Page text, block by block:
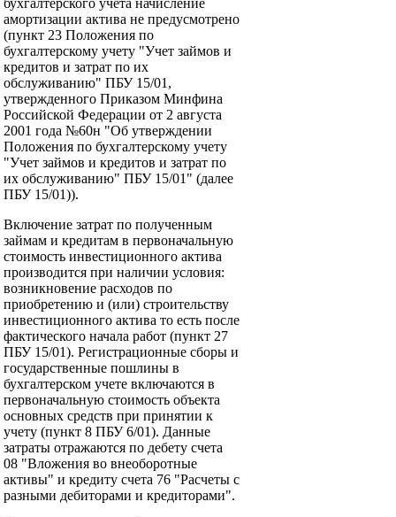
бухгалтерского учета начисление
амортизации актива не предусмотрено
(пункт 23 Положения по
бухгалтерскому учету "Учет займов и
кредитов и затрат по их
обслуживанию" ПБУ 15/01,
утвержденного Приказом Минфина
Российской Федерации от 2 августа
2001 года №60н "Об утверждении
Положения по бухгалтерскому учету
"Учет займов и кредитов и затрат по
их обслуживанию" ПБУ 15/01" (далее
ПБУ 15/01)).
Включение затрат по полученным
займам и кредитам в первоначальную
стоимость инвестиционного актива
производится при наличии условия:
возникновение расходов по
приобретению и (или) строительству
инвестиционного актива то есть после
фактического начала работ (пункт 27
ПБУ 15/01). Регистрационные сборы и
государственные пошлины в
бухгалтерском учете включаются в
первоначальную стоимость объекта
основных средств при принятии к
учету (пункт 8 ПБУ 6/01). Данные
затраты отражаются по дебету счета
08 "Вложения во внеоборотные
активы" и кредиту счета 76 "Расчеты с
разными дебиторами и кредиторами".